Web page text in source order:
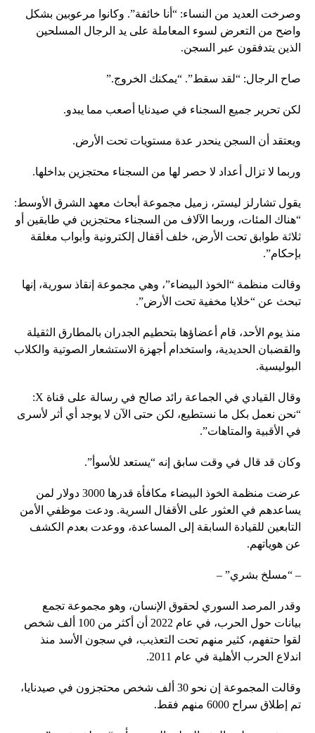
وصرخت العديد من النساء: “أنا خائفة”. وكانوا مرعوبين بشكل
واضح من التعرض لسوء المعاملة على يد الرجال المسلحين
الذين يتدفقون عبر السجن.
صاح الرجال: “لقد سقط”. “يمكنك الخروج.”
لكن تحرير جميع السجناء في صيدنايا أصعب مما يبدو.
ويعتقد أن السجن ينحدر عدة مستويات تحت الأرض.
وربما لا تزال أعداد لا حصر لها من السجناء محتجزين بداخلها.
يقول تشارلز ليستر، زميل مجموعة أبحاث معهد الشرق الأوسط:
“هناك المئات، وربما الآلاف من السجناء محتجزين في طابقين أو
ثلاثة طوابق تحت الأرض، خلف أقفال إلكترونية وأبواب مغلقة
بإحكام”.
وقالت منظمة “الخوذ البيضاء”، وهي مجموعة إنقاذ سورية، إنها
تبحث عن “خلايا مخفية تحت الأرض”.
منذ يوم الأحد، قام أعضاؤها بتحطيم الجدران بالمطارق الثقيلة
والقضبان الحديدية، واستخدام أجهزة الاستشعار الصوتية والكلاب
البوليسية.
وقال القيادي في الجماعة رائد صالح في رسالة على قناة X:
“نحن نعمل بكل ما نستطيع، لكن حتى الآن لا يوجد أي أثر لأسرى
في الأقبية والمتاهات”.
وكان قد قال في وقت سابق إنه “يستعد للأسوأ”.
عرضت منظمة الخوذ البيضاء مكافأة قدرها 3000 دولار لمن
يساعدهم في العثور على الأقفال السرية. ودعت موظفي الأمن
التابعين للقيادة السابقة إلى المساعدة، ووعدت بعدم الكشف
عن هوياتهم.
– “مسلخ بشري” –
وقدر المرصد السوري لحقوق الإنسان، وهو مجموعة تجمع
بيانات حول الحرب، في عام 2022 أن أكثر من 100 ألف شخص
لقوا حتفهم، كثير منهم تحت التعذيب، في سجون الأسد منذ
اندلاع الحرب الأهلية في عام 2011.
وقالت المجموعة إن نحو 30 ألف شخص محتجزون في صيدنايا،
تم إطلاق سراح 6000 منهم فقط.